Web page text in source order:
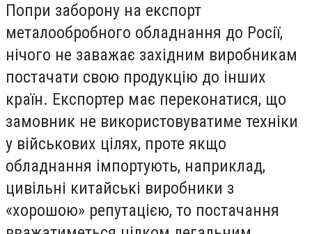
Попри заборону на експорт
металообробного обладнання до Росії,
нічого не заважає західним виробникам
постачати свою продукцію до інших
країн. Експортер має переконатися, що
замовник не використовуватиме техніки
у військових цілях, проте якщо
обладнання імпортують, наприклад,
цивільні китайські виробники з
«хорошою» репутацією, то постачання